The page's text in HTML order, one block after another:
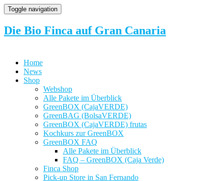
Toggle navigation
Die Bio Finca auf Gran Canaria
Home
News
Shop
Webshop
Alle Pakete im Überblick
GreenBOX (CajaVERDE)
GreenBAG (BolsaVERDE)
GreenBOX (CajaVERDE) frutas
Kochkurs zur GreenBOX
GreenBOX FAQ
Alle Pakete im Überblick
FAQ – GreenBOX (Caja Verde)
Finca Shop
Pick-up Store in San Fernando